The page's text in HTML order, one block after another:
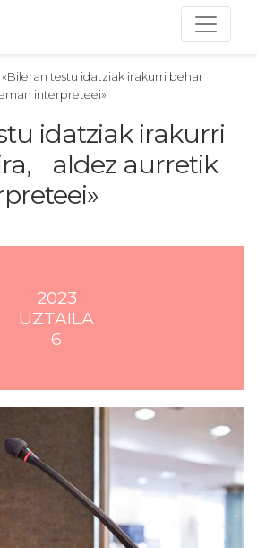
«Bileran testu idatziak irakurri behar
interpreteei»
idatziak irakurri
aldez aurretik
2023
UZTAILA
6